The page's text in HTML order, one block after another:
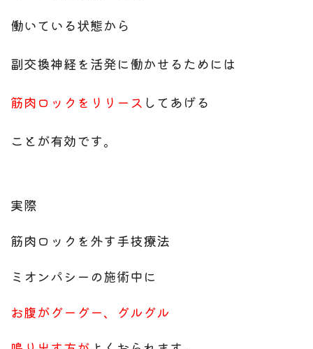
働いている状態から
副交換神経を活発に働かせるためには
筋肉ロックをリリース してあげる
ことが有効です。
実際
筋肉ロックを外す手技療法
ミオンパシーの施術中に
お腹がグーグー、グルグル